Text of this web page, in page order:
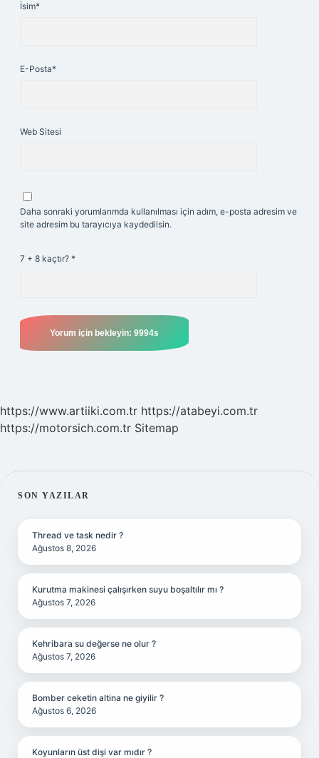
İsim*
E-Posta*
Web Sitesi
Daha sonraki yorumlarımda kullanılması için adım, e-posta adresim ve
site adresim bu tarayıcıya kaydedilsin.
7 + 8 kaçtır? *
https://www.artiiki.com.tr https://atabeyi.com.tr
https://motorsich.com.tr Sitemap
SIDEBAR
SON YAZILAR
Thread ve task nedir ?
Ağustos 8, 2026
Kurutma makinesi çalışırken suyu boşaltılır mı ?
Ağustos 7, 2026
Kehribara su değerse ne olur ?
Ağustos 7, 2026
Bomber ceketin altina ne giyilir ?
Ağustos 6, 2026
Koyunların üst dişi var mıdır ?